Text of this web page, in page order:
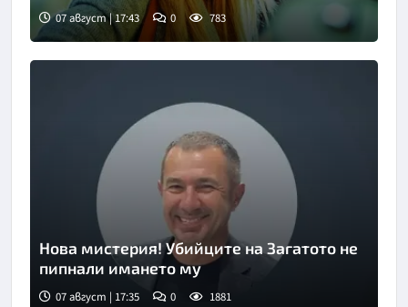
07 август | 17:43 0 783
Нова мистерия! Убийците на Загатото не
пипнали имането му
07 август | 17:35 0 1881